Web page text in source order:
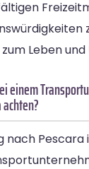
Leben
einem
nach Pescara